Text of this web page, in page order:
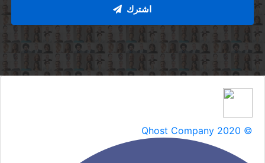
اشترك
Qhost Company 2020 ©